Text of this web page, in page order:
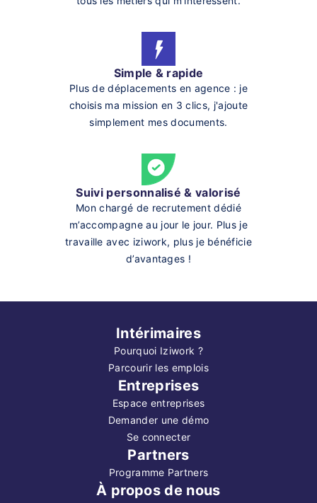
Simple & rapide
Plus de déplacements en agence : je
choisis ma mission en 3 clics, j'ajoute
simplement mes documents.
Suivi personnalisé & valorisé
Mon chargé de recrutement dédié
m’accompagne au jour le jour. Plus je
travaille avec iziwork, plus je bénéficie
d’avantages !
Intérimaires
Pourquoi Iziwork ?
Parcourir les emplois
Entreprises
Espace entreprises
Demander une démo
Se connecter
Partners
Programme Partners
À propos de nous